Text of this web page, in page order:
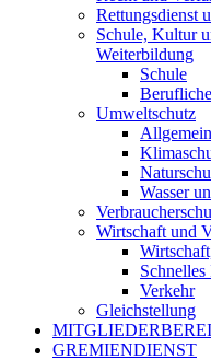
Rettungsdienst
Schule, Kultur
Weiterbildung
Schule
Umweltschutz
Allgemein
Wasser
Wirtschaft und
Schnelles
Verkehr
Gleichstellung
GREMIENDIENST